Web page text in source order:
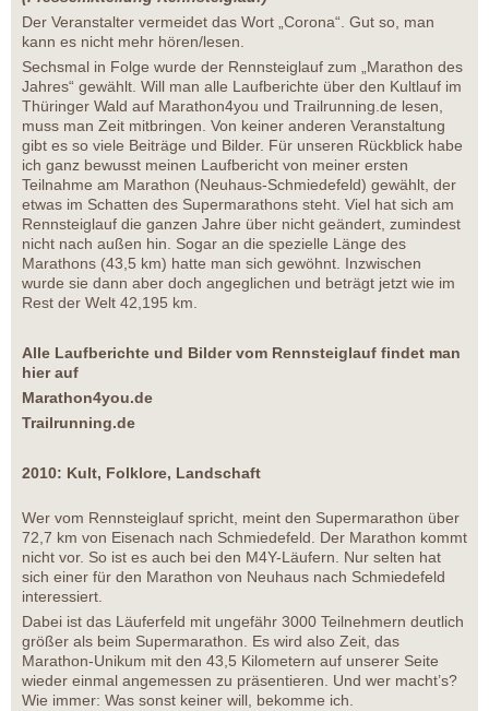
Der Veranstalter vermeidet das Wort „Corona“. Gut so, man
kann es nicht mehr hören/lesen.
Sechsmal in Folge wurde der Rennsteiglauf zum „Marathon des
Jahres“ gewählt. Will man alle Laufberichte über den Kultlauf im
Thüringer Wald auf Marathon4you und Trailrunning.de lesen,
muss man Zeit mitbringen. Von keiner anderen Veranstaltung
gibt es so viele Beiträge und Bilder. Für unseren Rückblick habe
ich ganz bewusst meinen Laufbericht von meiner ersten
Teilnahme am Marathon (Neuhaus-Schmiedefeld) gewählt, der
etwas im Schatten des Supermarathons steht. Viel hat sich am
Rennsteiglauf die ganzen Jahre über nicht geändert, zumindest
nicht nach außen hin. Sogar an die spezielle Länge des
Marathons (43,5 km) hatte man sich gewöhnt. Inzwischen
wurde sie dann aber doch angeglichen und beträgt jetzt wie im
Rest der Welt 42,195 km.
Alle Laufberichte und Bilder vom Rennsteiglauf findet man
hier auf
Marathon4you.de
Trailrunning.de
2010: Kult, Folklore, Landschaft
Wer vom Rennsteiglauf spricht, meint den Supermarathon über
72,7 km von Eisenach nach Schmiedefeld. Der Marathon kommt
nicht vor. So ist es auch bei den M4Y-Läufern. Nur selten hat
sich einer für den Marathon von Neuhaus nach Schmiedefeld
interessiert.
Dabei ist das Läuferfeld mit ungefähr 3000 Teilnehmern deutlich
größer als beim Supermarathon. Es wird also Zeit, das
Marathon-Unikum mit den 43,5 Kilometern auf unserer Seite
wieder einmal angemessen zu präsentieren. Und wer macht’s?
Wie immer: Was sonst keiner will, bekomme ich.